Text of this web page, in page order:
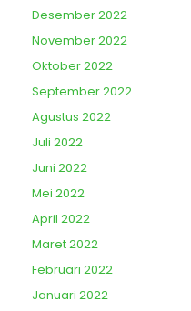
Desember 2022
November 2022
Oktober 2022
September 2022
Agustus 2022
Juli 2022
Juni 2022
Mei 2022
April 2022
Maret 2022
Februari 2022
Januari 2022